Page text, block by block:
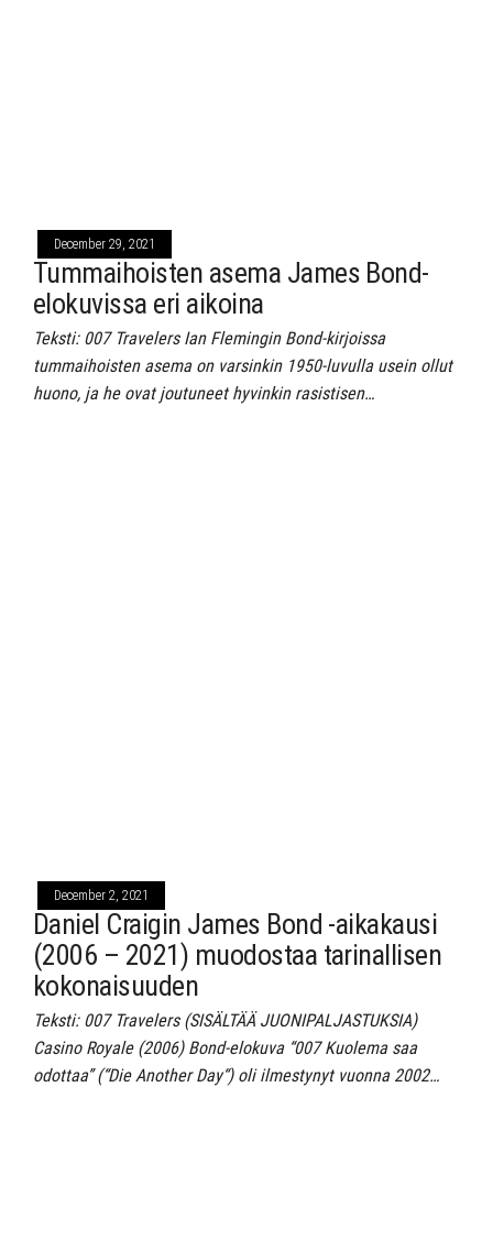
December 29, 2021
Tummaihoisten asema James Bond-
elokuvissa eri aikoina
Teksti: 007 Travelers Ian Flemingin Bond-kirjoissa
tummaihoisten asema on varsinkin 1950-luvulla usein ollut
huono, ja he ovat joutuneet hyvinkin rasistisen…
December 2, 2021
Daniel Craigin James Bond -aikakausi
(2006 – 2021) muodostaa tarinallisen
kokonaisuuden
Teksti: 007 Travelers (SISÄLTÄÄ JUONIPALJASTUKSIA)
Casino Royale (2006) Bond-elokuva “007 Kuolema saa
odottaa” (“Die Another Day“) oli ilmestynyt vuonna 2002…